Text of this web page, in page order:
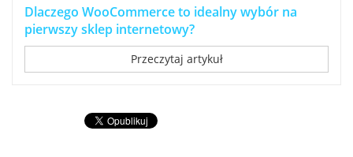
Dlaczego WooCommerce to idealny wybór na
pierwszy sklep internetowy?
Przeczytaj artykuł